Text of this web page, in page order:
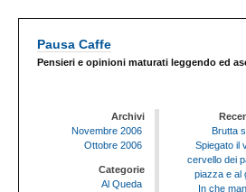
Pausa Caffe
Pensieri e opinioni maturati leggendo ed
Archivi
Novembre 2006
Ottobre 2006
Categorie
Al Queda
Brutta
Spiegato il
cervello dei
piazza e al
In che